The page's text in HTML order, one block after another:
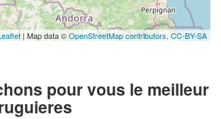
| Map data ©OpenStreetMap contributors, CC-BY-SA
pour vous le meilleur